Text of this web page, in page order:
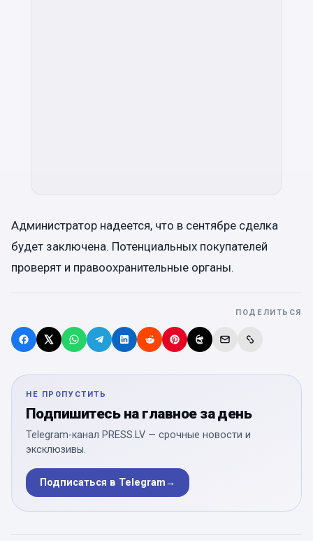
Администратор надеется, что в сентябре сделка
будет заключена. Потенциальных покупателей
проверят и правоохранительные органы.
ПОДЕЛИТЬСЯ
НЕ ПРОПУСТИТЬ
Подпишитесь на главное за день
Telegram-канал PRESS.LV — срочные новости и
эксклюзивы.
Подписаться в Telegram→